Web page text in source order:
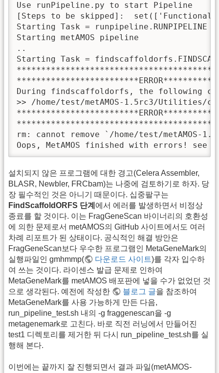
Use runPipeline.py to start Pipeline
[Steps to be skipped]:
Starting Task = runpipeline.RUNPIPELINE
Starting metAMOS pipeline
..
Starting Task =
During findscaffoldorfs, the following
>> /home/test/metAMOS-1.5rc3/Utilities/
rm: cannot remove `/home/test/metAMOS-
Oops, MetAMOS finished with errors!
설치되지 않은 프로그램에 대한 경고(Celera Assembler,
BLASR, Newbler, FRCbam)는 나중에 검토하기로 하자. 당
장 필수적인 것은 아니기 때문이다. 십중팔구는
FindScaffoldORFS 단계 에서 에러를 발생하면서 비정상
종료를 할 것이다. 이는 FragGeneScan 바이너리의 호환성
에 의한 문제로서 metAMOS의 GitHub 사이트에서도 여러
차례 리포트가 된 상태이다. 공식적인 해결 방안은
FragGeneScan보다 우수한 프로그램인 MetaGeneMark의
실행파일인 gmhmmp(
다운로드 사이트)를 각자 입수하
여 쓰는 것이다. 라이센스 발급 문제로 인하여
MetaGeneMark를 metAMOS 배포판에 넣을 수가 없었던 것
으로 생각된다. 예전에 작성한
블로그 글을 참조하여
MetaGeneMark를 사용 가능하게 만든 다음,
run_pipeline_test.sh 내의 -g fraggenescan을 -g
metagenemark로 고친다. 바로 직전 러닝에서 만들어진
test1 디렉토리를 제거한 뒤 다시 run_pipeline_test.sh를 실
행해 본다.
이번에는 끝까지 잘 진행되면서 결과 파일(metAMOS-